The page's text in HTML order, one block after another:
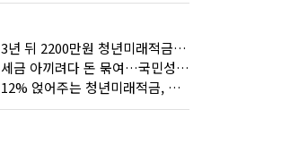
3년 뒤 2200만원 청년미래적금, 최고 금리 받으려면?
세금 아끼려다 돈 묶여…국민성장펀드 누가 가입하면 좋을까
12% 얹어주는 청년미래적금, 갈아타기 거절 될수 있어요